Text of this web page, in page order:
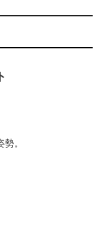
。